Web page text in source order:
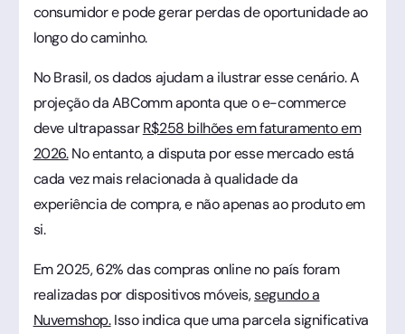
consumidor e pode gerar perdas de oportunidade ao
longo do caminho.
No Brasil, os dados ajudam a ilustrar esse cenário. A
projeção da ABComm aponta que o e-commerce
deve ultrapassarR$258 bilhões em faturamento em
2026.No entanto, a disputa por esse mercado está
cada vez mais relacionada à qualidade da
experiência de compra, e não apenas ao produto em
si.
Em 2025, 62% das compras online no país foram
realizadas por dispositivos móveis,segundo a
Nuvemshop.Isso indica que uma parcela significativa